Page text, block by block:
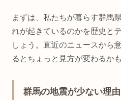
まずは、私たちが暮らす群馬
れが起きているのかを歴史と
しょう。直近のニュースから
るとちょっと見方が変わるか
群馬の地震が少ない理